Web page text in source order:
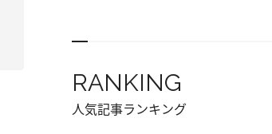
RANKING
人気記事ランキング